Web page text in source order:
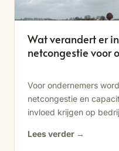
Wat verandert er
netcongestie voor
Voor ondernemers
netcongestie en
invloed krijgen op
Lees verder →